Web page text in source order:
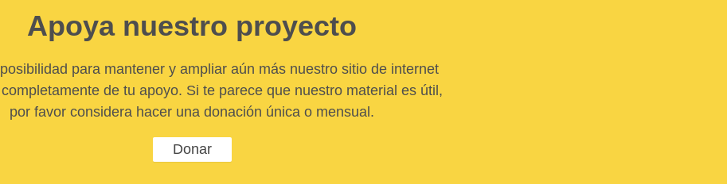
Apoya nuestro proyecto
para mantener y ampliar aún más nuestro sitio de internet
de tu apoyo. Si te parece que nuestro material es útil,
por favor considera hacer una donación única o mensual.
Donar